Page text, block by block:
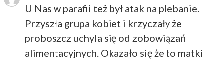
U Nas w parafii też był atak na plebanie.
Przyszła grupa kobiet i krzyczały że
proboszcz uchyla się od zobowiązań
alimentacyjnych. Okazało się że to matki